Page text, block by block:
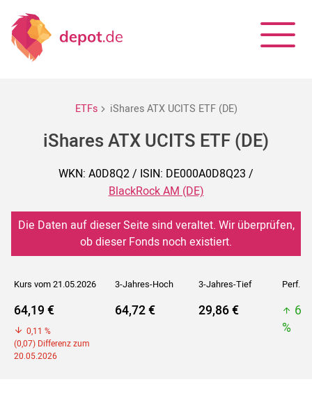
ETFs iShares ATX UCITS ETF (DE)
iShares ATX UCITS ETF (DE)
WKN: A0D8Q2 / ISIN: DE000A0D8Q23 /
BlackRock AM (DE)
Die Daten auf dieser Seite sind veraltet. Wir überprüfen,
ob dieser Fonds noch existiert.
Kurs vom 21.05.2026 3-Jahres-Hoch 3-Jahres-Tief Perf. 5J
64,19 €
0,11 %
(0,07) Differenz zum
20.05.2026
64,72 € 29,86 €
%